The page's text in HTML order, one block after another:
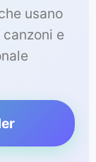
usano
e